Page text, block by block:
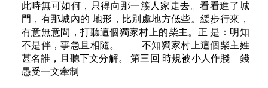
此時無可如何，只得向那一簇人家走去。看看進了城
門，有那城內的 地形，比別處地方低些。緩步行來，
有意無意間，打聽這個獨家村上的柴主。正 是：明知
不是伴，事急且相隨。 不知獨家村上這個柴主姓
甚名誰，且聽下文分解。 第三回 時規被小人作賤 錢
愚受一文牽制